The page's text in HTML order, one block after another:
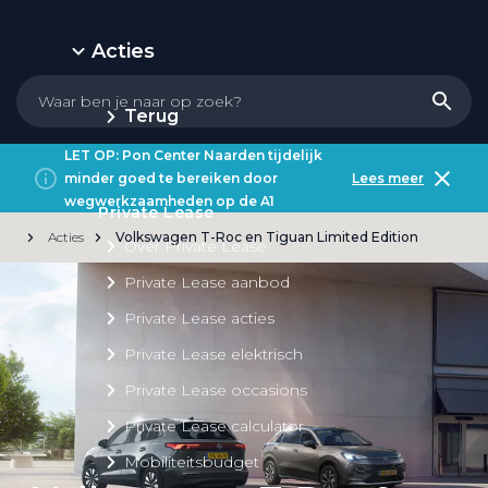
Acties
Terug
Private Lease
Over Private Lease
Private Lease aanbod
Private Lease acties
Private Lease elektrisch
Private Lease occasions
Private Lease calculator
Mobiliteitsbudget
LET OP: Pon Center Naarden tijdelijk
minder goed te bereiken door
wegwerkzaamheden op de A1
Lees meer
Acties Volkswagen T-Roc en Tiguan Limited Edition